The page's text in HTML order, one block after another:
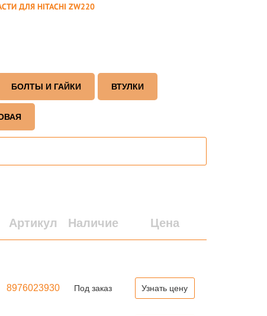
ДЛЯ HITACHI ZW220
БОЛТЫ И ГАЙКИ ВТУЛКИ
Артикул Наличие Цена
8976023930 Под заказ Узнать цену